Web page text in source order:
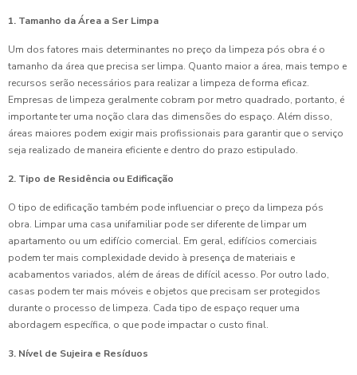
1. Tamanho da Área a Ser Limpa
Um dos fatores mais determinantes no preço da limpeza pós obra é o
tamanho da área que precisa ser limpa. Quanto maior a área, mais tempo e
recursos serão necessários para realizar a limpeza de forma eficaz.
Empresas de limpeza geralmente cobram por metro quadrado, portanto, é
importante ter uma noção clara das dimensões do espaço. Além disso,
áreas maiores podem exigir mais profissionais para garantir que o serviço
seja realizado de maneira eficiente e dentro do prazo estipulado.
2. Tipo de Residência ou Edificação
O tipo de edificação também pode influenciar o preço da limpeza pós
obra. Limpar uma casa unifamiliar pode ser diferente de limpar um
apartamento ou um edifício comercial. Em geral, edifícios comerciais
podem ter mais complexidade devido à presença de materiais e
acabamentos variados, além de áreas de difícil acesso. Por outro lado,
casas podem ter mais móveis e objetos que precisam ser protegidos
durante o processo de limpeza. Cada tipo de espaço requer uma
abordagem específica, o que pode impactar o custo final.
3. Nível de Sujeira e Resíduos